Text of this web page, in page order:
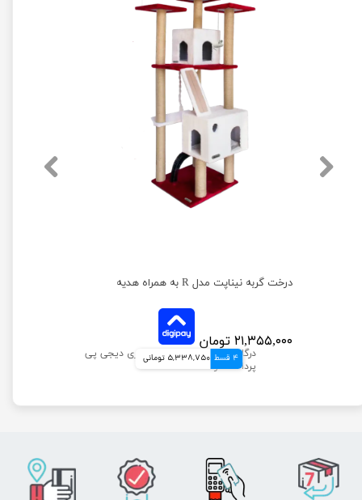
درخت گربه نیناپت مدل R به همراه هدیه
۲۱,۳۵۵,۰۰۰ تومان
4 قسط 5,338,750 تومانی